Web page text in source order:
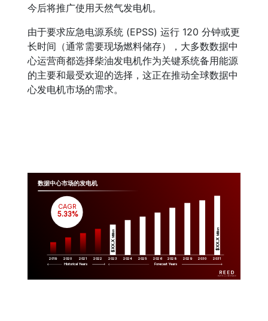
今后将推广使用天然气发电机。
由于要求应急电源系统 (EPSS) 运行 120 分钟或更
长时间（通常需要现场燃料储存），大多数数据中
心运营商都选择柴油发电机作为关键系统备用能源
的主要和最受欢迎的选择，这正在推动全球数据中
心发电机市场的需求。
数据中心市场的发电机
2019 2020 2021 2022 2023 2024 2025 2026 2028 2029 2030 2031
$XX.X
Million
$XX.X
Million
CAGR
5.33%
Historical Years Forecast Years